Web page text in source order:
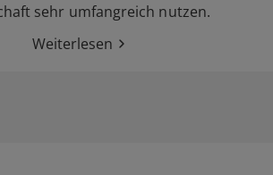
sehr umfangreich nutzen.
Weiterlesen